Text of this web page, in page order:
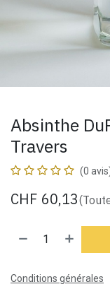
Absinthe
Travers
(0
CHF 60,13
Conditions générales